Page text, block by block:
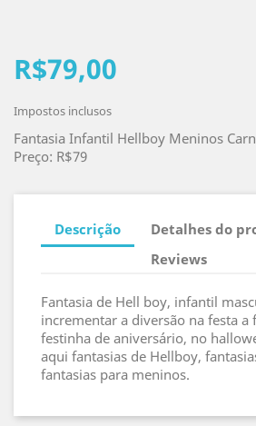
R$79,00
Impostos inclusos
Fantasia Infantil Hellboy Meninos
Preço: R$79
Descrição
Detalhes do
Reviews
Fantasia de Hell boy, infantil
incrementar a diversão na festa a
festinha de aniversário, no
aqui fantasias de Hellboy,
fantasias para meninos.